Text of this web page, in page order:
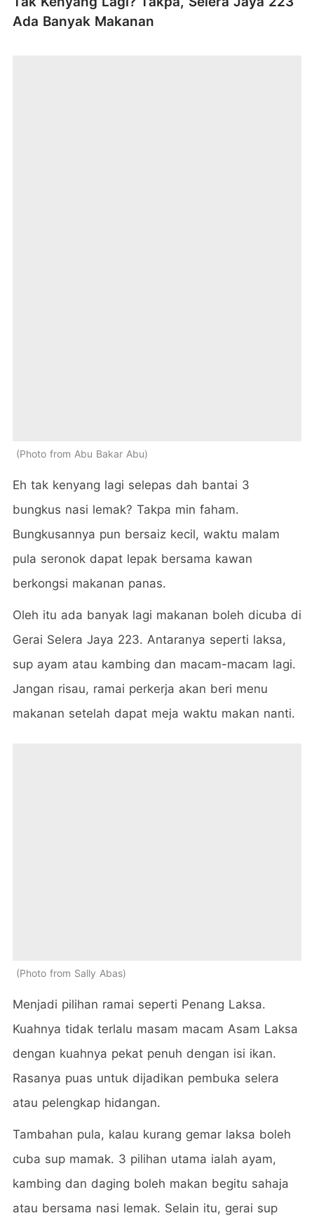
Ada Banyak Makanan
Photo from Abu Bakar Abu
Eh tak kenyang lagi selepas dah bantai 3
bungkus nasi lemak? Takpa min faham.
Bungkusannya pun bersaiz kecil, waktu malam
pula seronok dapat lepak bersama kawan
berkongsi makanan panas.
Oleh itu ada banyak lagi makanan boleh dicuba di
Gerai Selera Jaya 223. Antaranya seperti laksa,
sup ayam atau kambing dan macam-macam lagi.
Jangan risau, ramai perkerja akan beri menu
makanan setelah dapat meja waktu makan nanti.
Photo from Sally Abas
Menjadi pilihan ramai seperti Penang Laksa.
Kuahnya tidak terlalu masam macam Asam Laksa
dengan kuahnya pekat penuh dengan isi ikan.
Rasanya puas untuk dijadikan pembuka selera
atau pelengkap hidangan.
Tambahan pula, kalau kurang gemar laksa boleh
cuba sup mamak. 3 pilihan utama ialah ayam,
kambing dan daging boleh makan begitu sahaja
atau bersama nasi lemak. Selain itu, gerai sup